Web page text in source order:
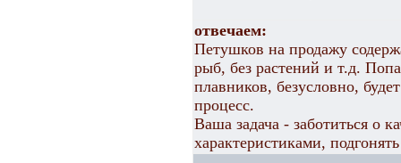
отвечаем:
Петушков на продажу
рыб, без растений и т.д.
плавников, безусловно,
процесс.
Ваша задача - заботиться о
характеристиками,